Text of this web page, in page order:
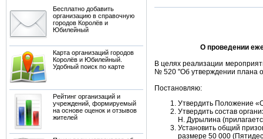
Бесплатно добавить
организацию в справочную
городов Королёв и
Юбилейный
Карта организаций городов
Королёв и Юбилейный.
Удобный поиск по карте
Рейтинг организаций и
учреждений, формируемый
на основе оценок и отзывов
жителей
О проведении
В целях реализации
№ 520 "Об утверждении плана
Постановляю:
Утвердить Положение
Утвердить состав
Н. Дурылина
Установить общий
размере 50 000